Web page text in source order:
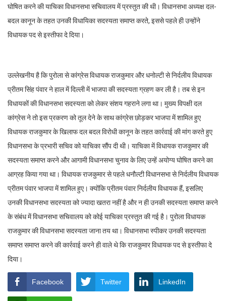
घोषित करने की याचिका विधानसभा सचिवालय में प्रस्तुत की थी। विधानसभा अध्यक्ष दल-
बदल कानून के तहत उनकी विधायिका सदस्यता समाप्त करते, इससे पहले ही उन्होंने
विधायक पद से इस्तीफा दे दिया।
उल्लेखनीय है कि पुरोला से कांग्रेस विधायक राजकुमार और धनोल्टी से निर्दलीय विधायक
प्रीतम सिंह पंवार ने हाल में दिल्ली में भाजपा की सदस्यता ग्रहण कर ली है। तब से इन
विधायकों की विधानसभा सदस्यता को लेकर संशय गहराने लगा था। मुख्य विपक्षी दल
कांग्रेस ने तो इस प्रकरण को तूल देने के साथ कांग्रेस छोड़कर भाजपा में शामिल हुए
विधायक राजकुमार के खिलाफ दल बदल विरोधी कानून के तहत कार्रवाई की मांग करते हुए
विधानसभा के प्रभारी सचिव को याचिका सौंप दी थी। याचिका में विधायक राजकुमार की
सदस्यता समाप्त करने और आगामी विधानसभा चुनाव के लिए उन्हें अयोग्य घोषित करने का
आग्रह किया गया था। विधायक राजकुमार से पहले धनौल्टी विधानसभा से निर्दलीय विधायक
प्रीतम पंवार भाजपा में शामिल हुए। क्योंकि प्रीतम पंवार निर्दलीय विधायक हैं, इसलिए
उनकी विधानसभा सदस्यता को ज्यादा खतरा नहीं है और न ही उनकी सदस्यता समाप्त करने
के संबंध में विधानसभा सचिवालय को कोई याचिका प्रस्तुत की गई है। पुरोला विधायक
राजकुमार की विधानसभा सदस्यता जाना तय था। विधानसभा स्पीकर उनकी सदस्यता
समाप्त समाप्त करने की कार्रवाई करने ही वाले थे कि राजकुमार विधायक पद से इस्तीफा दे
दिया।
Facebook Twitter LinkedIn